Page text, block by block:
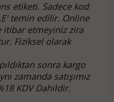
etiketi. Sadece kod
temin edilir. Online
itibar etmeyinizzira
Fiziksel olarak
sonra kargo
zamanda satışımız
KDV Dahildir.